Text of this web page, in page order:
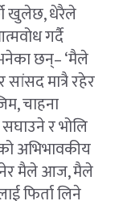
खुलेछ, धेरैले
गर्दै
छन्– ‘मैले
मात्रै रहेर
चाहना
र भोलि
अभिभावकीय
मैले आज, मैले
फिर्ता लिने